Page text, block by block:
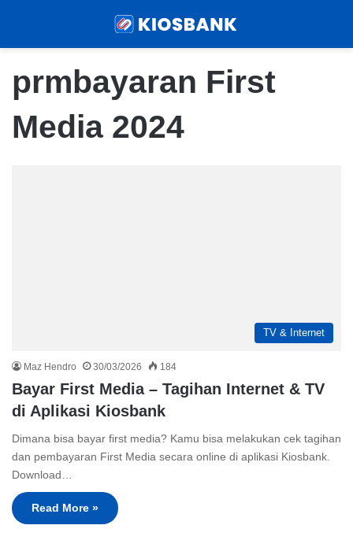
prmbayaran First
Media 2024
TV & Internet
Maz Hendro 30/03/2026 184
Bayar First Media – Tagihan Internet & TV
di Aplikasi Kiosbank
Dimana bisa bayar first media? Kamu bisa melakukan cek tagihan
dan pembayaran First Media secara online di aplikasi Kiosbank.
Download…
Read More »